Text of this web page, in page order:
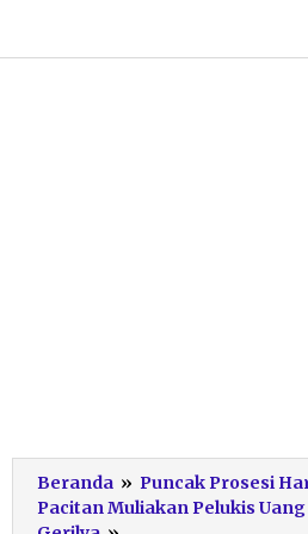
konten
Beranda » Puncak Prosesi
Pacitan Muliakan Pelukis